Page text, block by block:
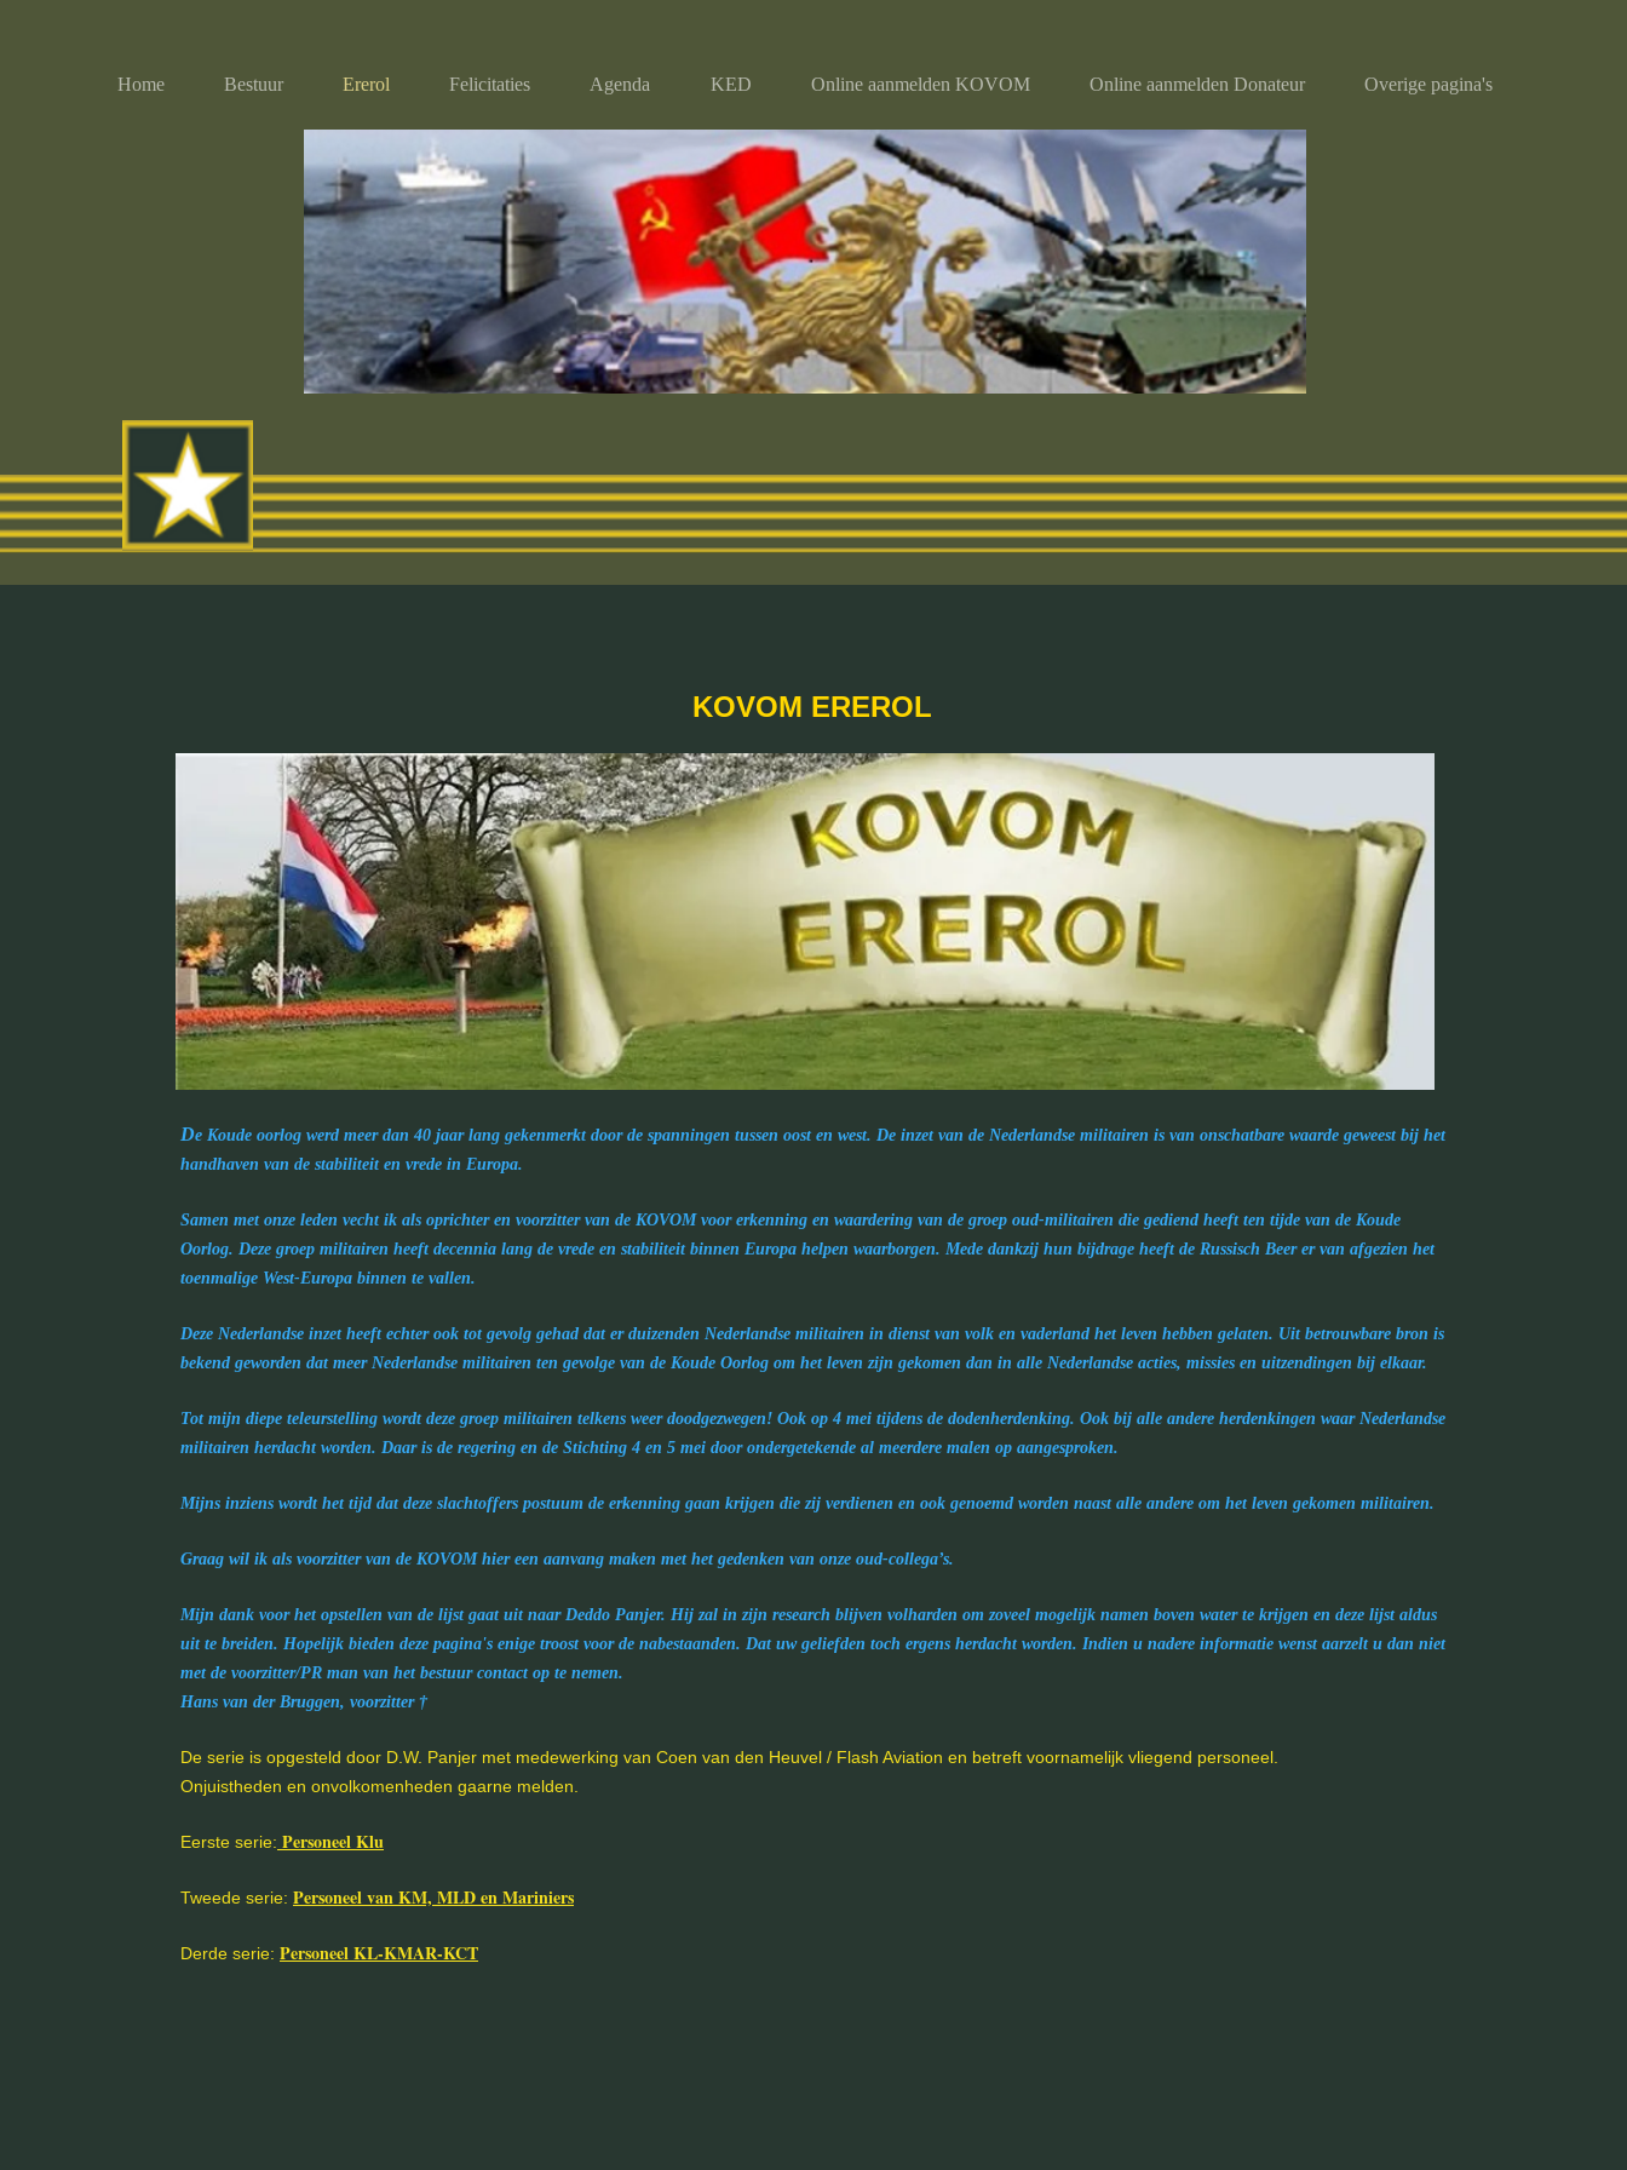
Home Bestuur Ererol Felicitaties Agenda KED Online aanmelden KOVOM Online aanmelden Donateur Overige pagina's
KOVOM EREROL
De Koude oorlog werd meer dan 40 jaar lang gekenmerkt door de spanningen tussen oost en west. De inzet van de Nederlandse militairen is van onschatbare waarde geweest bij het
handhaven van de stabiliteit en vrede in Europa.
Samen met onze leden vecht ik als oprichter en voorzitter van de KOVOM voor erkenning en waardering van de groep oud-militairen die gediend heeft ten tijde van de Koude
Oorlog. Deze groep militairen heeft decennia lang de vrede en stabiliteit binnen Europa helpen waarborgen. Mede dankzij hun bijdrage heeft de Russisch Beer er van afgezien het
toenmalige West-Europa binnen te vallen.
Deze Nederlandse inzet heeft echter ook tot gevolg gehad dat er duizenden Nederlandse militairen in dienst van volk en vaderland het leven hebben gelaten. Uit betrouwbare bron is
bekend geworden dat meer Nederlandse militairen ten gevolge van de Koude Oorlog om het leven zijn gekomen dan in alle Nederlandse acties, missies en uitzendingen bij elkaar.
Tot mijn diepe teleurstelling wordt deze groep militairen telkens weer doodgezwegen! Ook op 4 mei tijdens de dodenherdenking. Ook bij alle andere herdenkingen waar Nederlandse
militairen herdacht worden. Daar is de regering en de Stichting 4 en 5 mei door ondergetekende al meerdere malen op aangesproken.
Mijns inziens wordt het tijd dat deze slachtoffers postuum de erkenning gaan krijgen die zij verdienen en ook genoemd worden naast alle andere om het leven gekomen militairen.
Graag wil ik als voorzitter van de KOVOM hier een aanvang maken met het gedenken van onze oud-collega’s.
Mijn dank voor het opstellen van de lijst gaat uit naar Deddo Panjer. Hij zal in zijn research blijven volharden om zoveel mogelijk namen boven water te krijgen en deze lijst aldus
uit te breiden. Hopelijk bieden deze pagina's enige troost voor de nabestaanden. Dat uw geliefden toch ergens herdacht worden. Indien u nadere informatie wenst aarzelt u dan niet
met de voorzitter/PR man van het bestuur contact op te nemen.
Hans van der Bruggen, voorzitter †
De serie is opgesteld door D.W. Panjer met medewerking van Coen van den Heuvel / Flash Aviation en betreft voornamelijk vliegend personeel.
Onjuistheden en onvolkomenheden gaarne melden.
Eerste serie: Personeel Klu
Tweede serie: Personeel van KM, MLD en Mariniers
Derde serie: Personeel KL-KMAR-KCT